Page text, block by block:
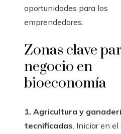
oportunidades para los
emprendedores.
Zonas clave
negocio en
bioeconomía
1. Agricultura y
tecnificadas. Iniciar en